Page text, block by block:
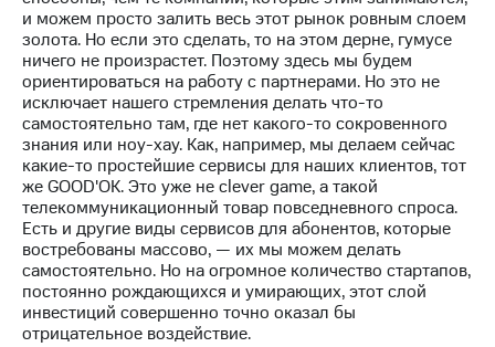
и можем просто залить весь этот рынок ровным слоем
золота. Но если это сделать, то на этом дерне, гумусе
ничего не произрастет. Поэтому здесь мы будем
ориентироваться на работу с партнерами. Но это не
исключает нашего стремления делать что-то
самостоятельно там, где нет какого-то сокровенного
знания или ноу-хау. Как, например, мы делаем сейчас
какие-то простейшие сервисы для наших клиентов, тот
же GOOD'OK. Это уже не clever game, а такой
телекоммуникационный товар повседневного спроса.
Есть и другие виды сервисов для абонентов, которые
востребованы массово, — их мы можем делать
самостоятельно. Но на огромное количество стартапов,
постоянно рождающихся и умирающих, этот слой
инвестиций совершенно точно оказал бы
отрицательное воздействие.